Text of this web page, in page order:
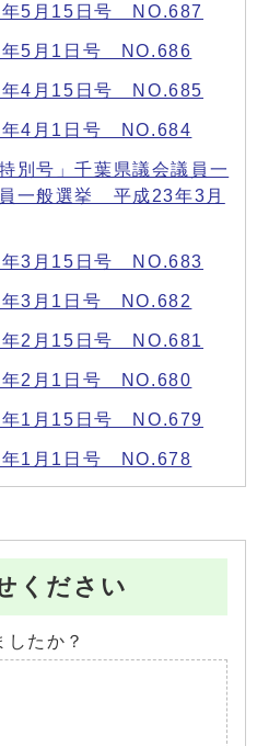
5月15日号 NO.687
5月1日号 NO.686
4月15日号 NO.685
4月1日号 NO.684
別号」千葉県議会議員一
一般選挙 平成23年3月
3月15日号 NO.683
3月1日号 NO.682
2月15日号 NO.681
2月1日号 NO.680
1月15日号 NO.679
1月1日号 NO.678
ください
たか？